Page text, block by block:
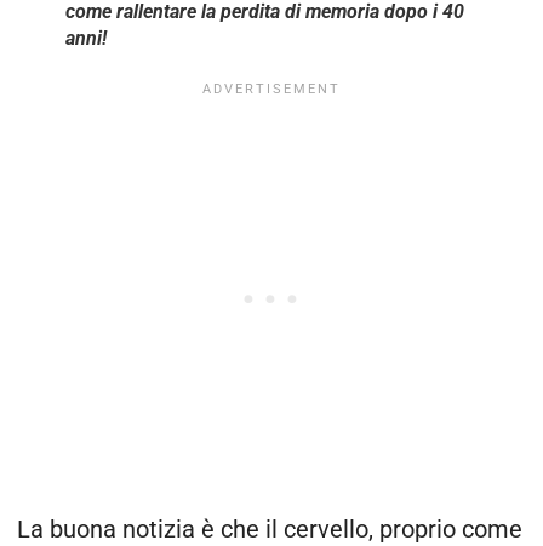
come rallentare la perdita di memoria dopo i 40
anni!
La buona notizia è che il cervello, proprio come